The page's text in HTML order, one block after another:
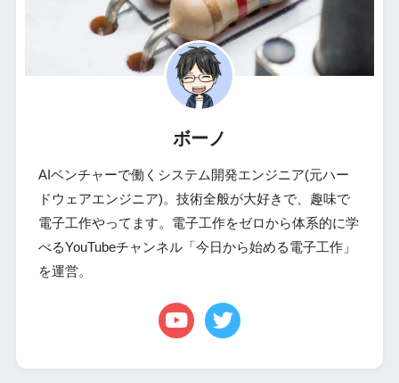
ボーノ
AIベンチャーで働くシステム開発エンジニア(元ハー
ドウェアエンジニア)。技術全般が大好きで、趣味で
電子工作やってます。電子工作をゼロから体系的に学
べるYouTubeチャンネル「今日から始める電子工作」
を運営。